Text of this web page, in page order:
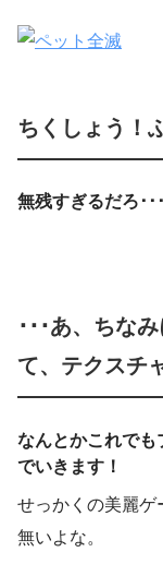
ちくしょう！
無残すぎるだろ･･･
･･･あ、ちな
て、テクスチ
なんとかこれでも
でいきます！
せっかくの美麗ゲ
無いよな。